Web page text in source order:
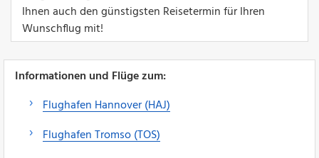
Ihnen auch den günstigsten Reisetermin für Ihren
Wunschflug mit!
Informationen und Flüge zum:
Flughafen Hannover (HAJ)
Flughafen Tromso (TOS)